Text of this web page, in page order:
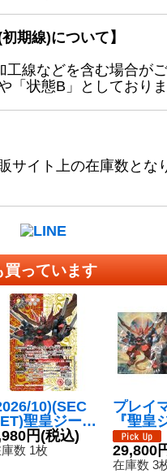
期線)について】
線などを含む場合が
「状態B」としておりま
サイト上の在庫数とな
買っています
10)(SEC
聖皇ジーク
リーデンXV(L
収録)【X
円(税込)
数 1枚
プレイ
『聖皇
リーデ
【-】{-}
ライ》
29,800
在庫数 3